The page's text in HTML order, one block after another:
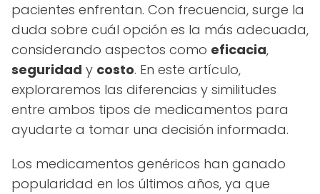
pacientes enfrentan. Con frecuencia, surge la
duda sobre cuál opción es la más adecuada,
considerando aspectos como eficacia,
seguridad y costo. En este artículo,
exploraremos las diferencias y similitudes
entre ambos tipos de medicamentos para
ayudarte a tomar una decisión informada.
Los medicamentos genéricos han ganado
popularidad en los últimos años, ya que